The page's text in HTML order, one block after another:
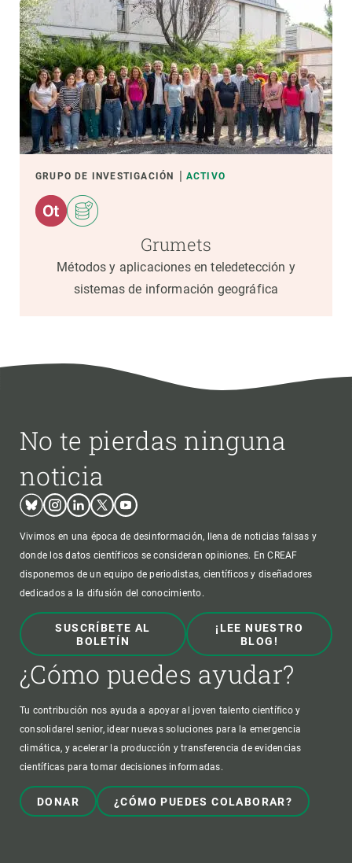
GRUPO DE INVESTIGACIÓN ACTIVO
Grumets
Métodos y aplicaciones en teledetección y
sistemas de información geográfica
No te pierdas ninguna
noticia
BlueskyInstagram
LinkedinTwitterYoutube
Vivimos en una época de desinformación, llena de noticias falsas y
donde los datos científicos se consideran opiniones. En CREAF
disponemos de un equipo de periodistas, científicos y diseñadores
dedicados a la difusión del conocimiento.
SUSCRÍBETE AL
BOLETÍN
¡LEE NUESTRO
BLOG!
¿Cómo puedes ayudar?
Tu contribución nos ayuda a apoyar al joven talento científico y
consolidarel senior, idear nuevas soluciones para la emergencia
climática, y acelerar la producción y transferencia de evidencias
científicas para tomar decisiones informadas.
DONAR ¿CÓMO PUEDES COLABORAR?